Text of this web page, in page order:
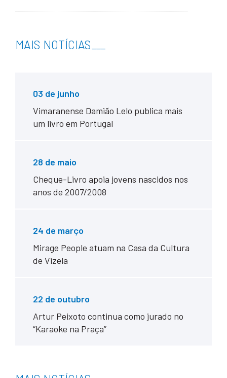
MAIS NOTÍCIAS
03 de junho
Vimaranense Damião Lelo publica mais
um livro em Portugal
28 de maio
Cheque-Livro apoia jovens nascidos nos
anos de 2007/2008
24 de março
Mirage People atuam na Casa da Cultura
de Vizela
22 de outubro
Artur Peixoto continua como jurado no
“Karaoke na Praça”